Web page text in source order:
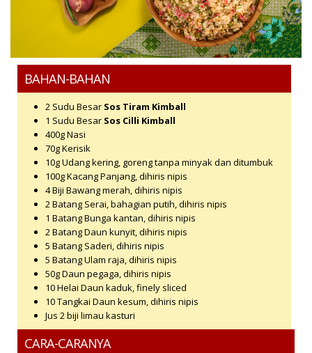
BAHAN-BAHAN
2 Sudu Besar Sos Tiram Kimball
1 Sudu Besar Sos Cilli Kimball
400gNasi
70gKerisik
10gUdang kering, goreng tanpa minyak dan ditumbuk
100gKacang Panjang, dihiris nipis
4 Biji Bawang merah, dihiris nipis
2 Batang Serai, bahagian putih, dihiris nipis
1 BatangBunga kantan, dihiris nipis
2 BatangDaun kunyit, dihiris nipis
5 Batang Saderi, dihiris nipis
5 BatangUlam raja, dihiris nipis
50gDaun pegaga, dihiris nipis
10 Helai Daun kaduk, finely sliced
10 Tangkai Daun kesum, dihiris nipis
Jus 2 biji limau kasturi
CARA-CARANYA